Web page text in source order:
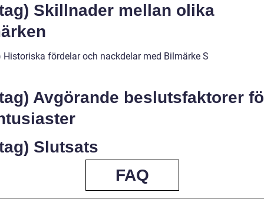
Skillnader mellan olika
Historiska fördelar och nackdelar med Bilmärke S
Avgörande beslutsfaktorer
Slutsats
FAQ